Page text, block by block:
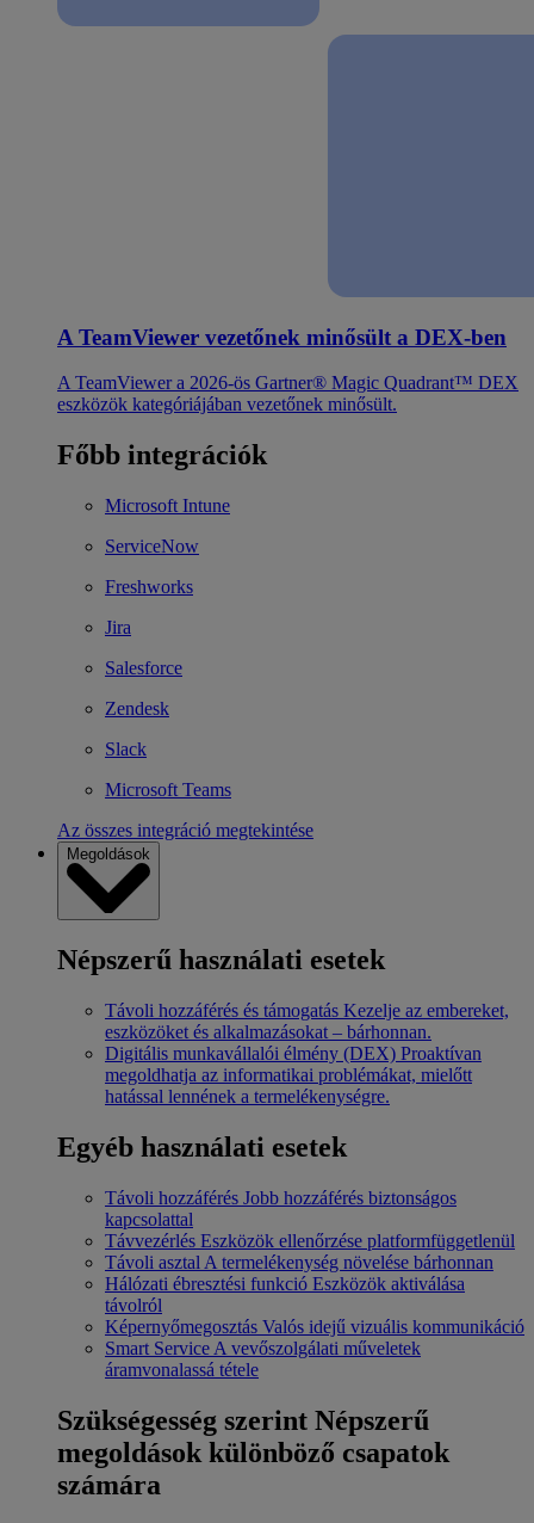
A TeamViewer vezetőnek minősült a DEX-ben
A TeamViewer a 2026-ös Gartner® Magic Quadrant™ DEX
eszközök kategóriájában vezetőnek minősült.
Főbb integrációk
Microsoft Intune
ServiceNow
Freshworks
Jira
Salesforce
Zendesk
Slack
Microsoft Teams
Az összes integráció megtekintése
Megoldások
Népszerű használati esetek
Távoli hozzáférés és támogatás Kezelje az embereket,
eszközöket és alkalmazásokat – bárhonnan.
Digitális munkavállalói élmény (DEX) Proaktívan
megoldhatja az informatikai problémákat, mielőtt
hatással lennének a termelékenységre.
Egyéb használati esetek
Távoli hozzáférés Jobb hozzáférés biztonságos
kapcsolattal
Távvezérlés Eszközök ellenőrzése platformfüggetlenül
Távoli asztal A termelékenység növelése bárhonnan
Hálózati ébresztési funkció Eszközök aktiválása
távolról
Képernyőmegosztás Valós idejű vizuális kommunikáció
Smart Service A vevőszolgálati műveletek
áramvonalassá tétele
Szükségesség szerint Népszerű
megoldások különböző csapatok
számára